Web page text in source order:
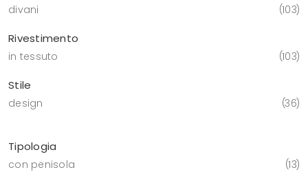
divani 103
Rivestimento
in tessuto 103
Stile
design 36
Tipologia
con penisola 13